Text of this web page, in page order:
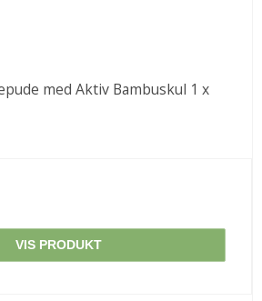
med Aktiv Bambuskul 1 x
VIS PRODUKT